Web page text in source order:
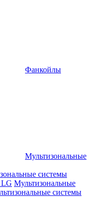
Фанкойлы
Мультизональные
системы
Мультизональные
системы